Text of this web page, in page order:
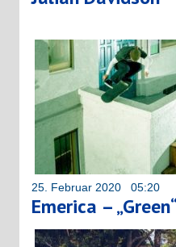
25. Februar 2020 05:20
Emerica –